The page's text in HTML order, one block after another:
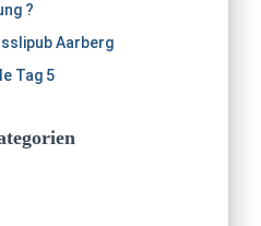
?
Aarberg
Tag 5